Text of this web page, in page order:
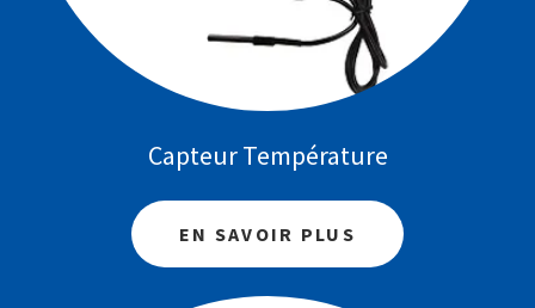
Capteur Température
EN SAVOIR PLUS